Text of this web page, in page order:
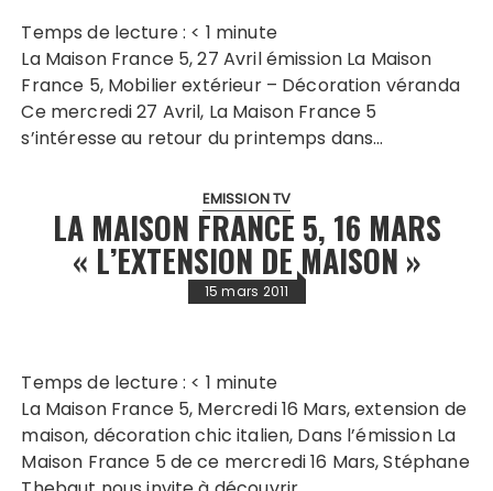
Temps de lecture : < 1 minute
La Maison France 5, 27 Avril émission La Maison
France 5, Mobilier extérieur – Décoration véranda
Ce mercredi 27 Avril, La Maison France 5
s’intéresse au retour du printemps dans…
EMISSION TV
LA MAISON FRANCE 5, 16 MARS
« L’EXTENSION DE MAISON »
15 mars 2011
Temps de lecture : < 1 minute
La Maison France 5, Mercredi 16 Mars, extension de
maison, décoration chic italien, Dans l’émission La
Maison France 5 de ce mercredi 16 Mars, Stéphane